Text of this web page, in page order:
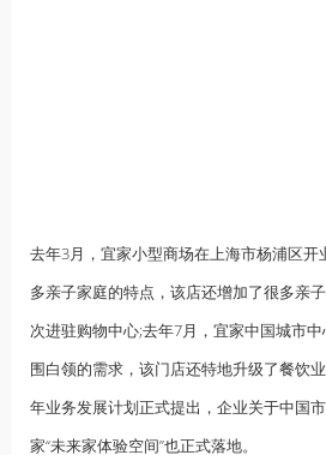
去年3月，宜家小型商场在上海市杨浦区开
多亲子家庭的特点，该店还增加了很多亲
次进驻购物中心;去年7月，宜家中国城市
围白领的需求，该门店还特地升级了餐饮
年业务发展计划正式提出，企业关于中国
家“未来家体验空间”也正式落地。